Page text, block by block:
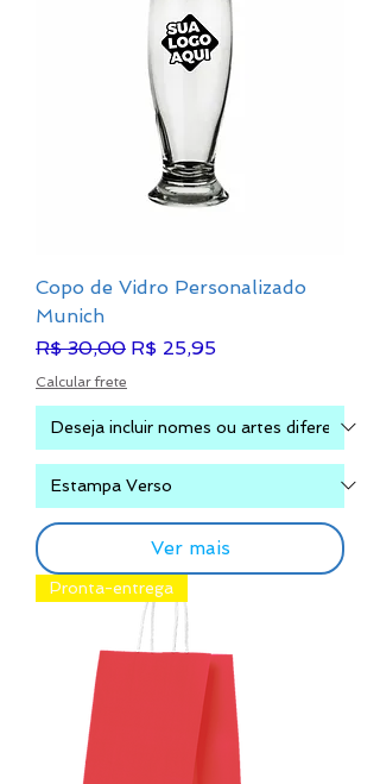
Copo de Vidro Personalizado
Munich
Preço normal
R$ 30,00 Preço promocional
R$ 25,95
Calcular frete
Ver mais
Pronta-entrega